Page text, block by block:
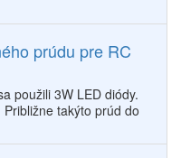
prúdu pre RC
použili 3W LED diódy.
takýto prúd do